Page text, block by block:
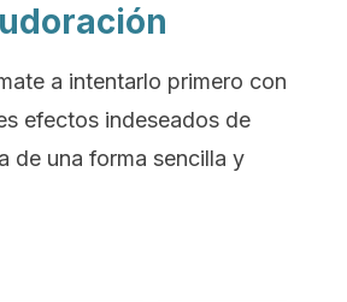
a intentarlo primero con
efectos indeseados de
de una forma sencilla y